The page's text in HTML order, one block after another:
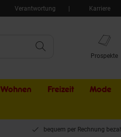
Verantwortung Karriere
Prospekte
Wohnen Freizeit Mode
bequem per Rechnung